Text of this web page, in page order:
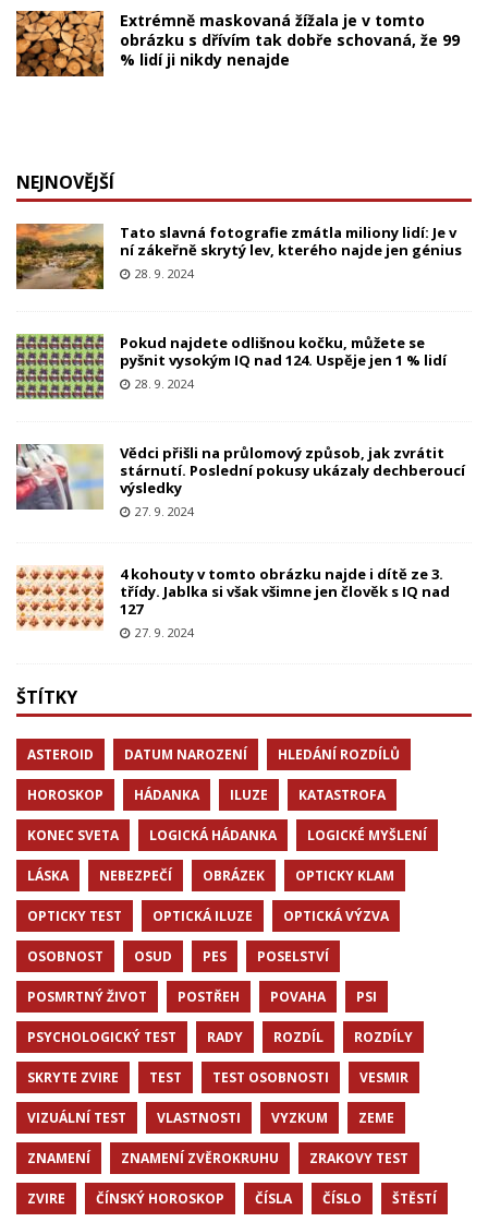
Extrémně maskovaná žížala je v tomto
obrázku s dřívím tak dobře schovaná, že 99
% lidí ji nikdy nenajde
NEJNOVĚJŠÍ
Tato slavná fotografie zmátla miliony lidí: Je v
ní zákeřně skrytý lev, kterého najde jen génius
28. 9. 2024
Pokud najdete odlišnou kočku, můžete se
pyšnit vysokým IQ nad 124. Uspěje jen 1 % lidí
28. 9. 2024
Vědci přišli na průlomový způsob, jak zvrátit
stárnutí. Poslední pokusy ukázaly dechberoucí
výsledky
27. 9. 2024
4 kohouty v tomto obrázku najde i dítě ze 3.
třídy. Jablka si však všimne jen člověk s IQ nad
127
27. 9. 2024
ŠTÍTKY
ASTEROID DATUM NAROZENÍ HLEDÁNÍ ROZDÍLŮ
HOROSKOP HÁDANKA ILUZE KATASTROFA
KONEC SVETA LOGICKÁ HÁDANKA LOGICKÉ MYŠLENÍ
LÁSKA NEBEZPEČÍ OBRÁZEK OPTICKY KLAM
OPTICKY TEST OPTICKÁ ILUZE OPTICKÁ VÝZVA
OSOBNOST OSUD PES POSELSTVÍ
POSMRTNÝ ŽIVOT POSTŘEH POVAHA PSI
PSYCHOLOGICKÝ TEST RADY ROZDÍL ROZDÍLY
SKRYTE ZVIRE TEST TEST OSOBNOSTI VESMIR
VIZUÁLNÍ TEST VLASTNOSTI VYZKUM ZEME
ZNAMENÍ ZNAMENÍ ZVĚROKRUHU ZRAKOVY TEST
ZVIRE ČÍNSKÝ HOROSKOP ČÍSLA ČÍSLO ŠTĚSTÍ